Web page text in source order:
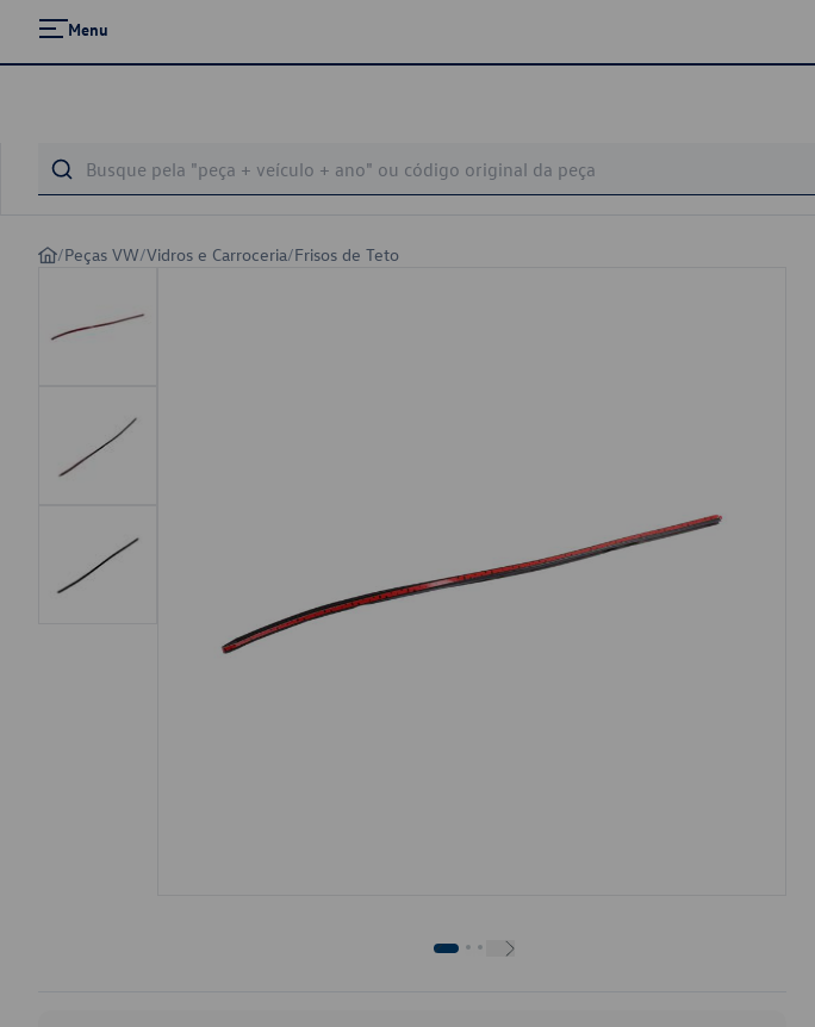
Menu
/Peças VW/Vidros e Carroceria/Frisos de Teto